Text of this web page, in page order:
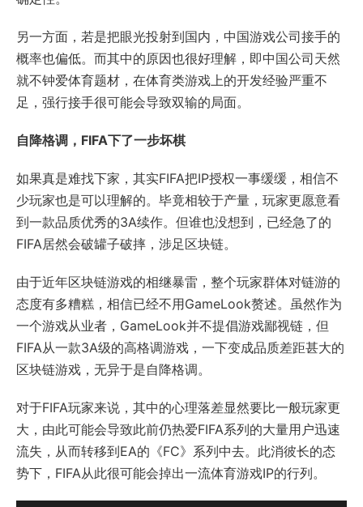
另一方面，若是把眼光投射到国内，中国游戏公司接手的
概率也偏低。而其中的原因也很好理解，即中国公司天然
就不钟爱体育题材，在体育类游戏上的开发经验严重不
足，强行接手很可能会导致双输的局面。
自降格调，FIFA下了一步坏棋
如果真是难找下家，其实FIFA把IP授权一事缓缓，相信不
少玩家也是可以理解的。毕竟相较于产量，玩家更愿意看
到一款品质优秀的3A续作。但谁也没想到，已经急了的
FIFA居然会破罐子破摔，涉足区块链。
由于近年区块链游戏的相继暴雷，整个玩家群体对链游的
态度有多糟糕，相信已经不用GameLook赘述。虽然作为
一个游戏从业者，GameLook并不提倡游戏鄙视链，但
FIFA从一款3A级的高格调游戏，一下变成品质差距甚大的
区块链游戏，无异于是自降格调。
对于FIFA玩家来说，其中的心理落差显然要比一般玩家更
大，由此可能会导致此前仍热爱FIFA系列的大量用户迅速
流失，从而转移到EA的《FC》系列中去。此消彼长的态
势下，FIFA从此很可能会掉出一流体育游戏IP的行列。